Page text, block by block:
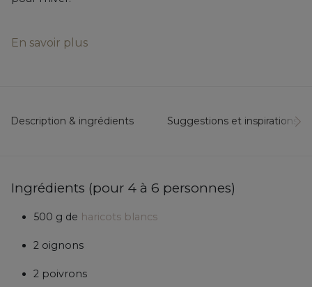
En savoir plus
Description & ingrédients Suggestions et inspirations...
Ingrédients (pour 4 à 6 personnes)
500 g de haricots blancs
2 oignons
2 poivrons